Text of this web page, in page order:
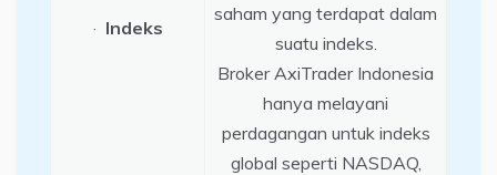
· Indeks
saham yang terdapat dalam
suatu indeks.
Broker AxiTrader Indonesia
hanya melayani
perdagangan untuk indeks
global seperti NASDAQ,